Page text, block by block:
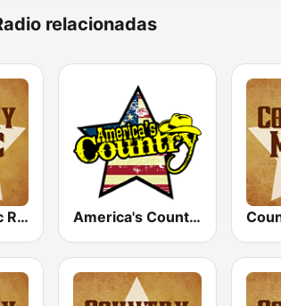
relacionadas
Country Music Radio - Classic Country America's Country